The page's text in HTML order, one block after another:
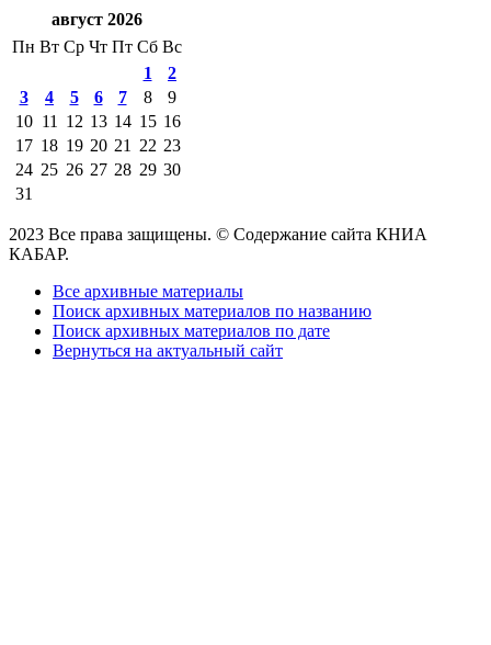
август 2026
Пн Вт Ср Чт Пт Сб Вс
1
2
3
4 5 6 7 8
9
10 11 12 13 14 15 16
17 18 19 20 21 22 23
24 25 26 27 28 29 30
31
2023 Все права защищены. © Содержание сайта КНИА
КАБАР.
Все архивные материалы
Поиск архивных материалов по названию
Поиск архивных материалов по дате
Вернуться на актуальный сайт